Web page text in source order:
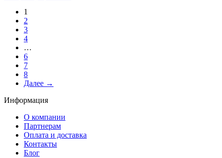
1
2
3
4
…
6
7
8
Далее →
Информация
О компании
Партнерам
Оплата и доставка
Контакты
Блог